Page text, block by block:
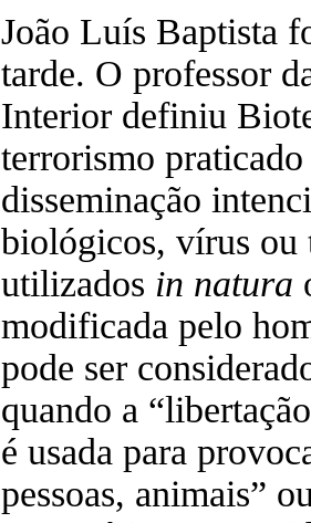
João Luís Baptista
tarde. O professor
Interior definiu
terrorismo
disseminação
biológicos, vírus ou
utilizados in natura
modificada pelo
pode ser
quando a
é usada para
pessoas, animais”